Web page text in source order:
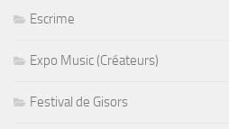
Escrime
Expo Music (Créateurs)
Festival de Gisors